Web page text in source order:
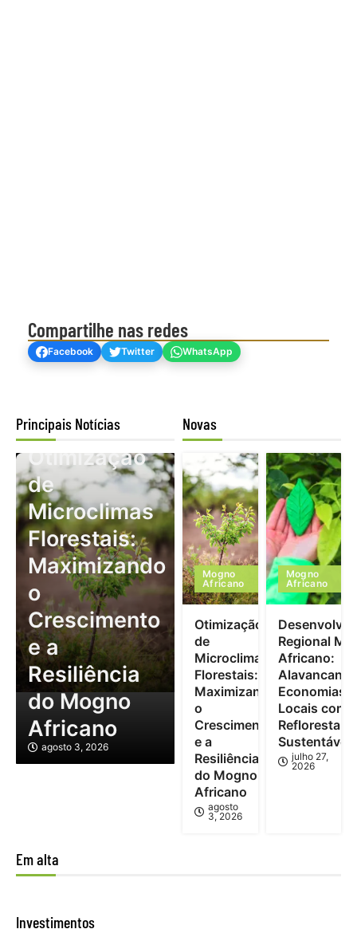
Compartilhe nas redes
Facebook Twitter WhatsApp
Principais Notícias
Mogno Africano
Otimização
de
Microclimas
Florestais:
Maximizando
o
Crescimento
e a
Resiliência
do Mogno
Africano
agosto 3, 2026
Novas
Mogno
Africano
Otimização
de
Microclimas
Florestais:
Maximizando
o
Crescimento
e a
Resiliência
do Mogno
Africano
agosto
3, 2026
Mogno
Africano
Regional
Africano:
Economias
Locais com
Sustentável
julho 27,
2026
Em alta
Investimentos